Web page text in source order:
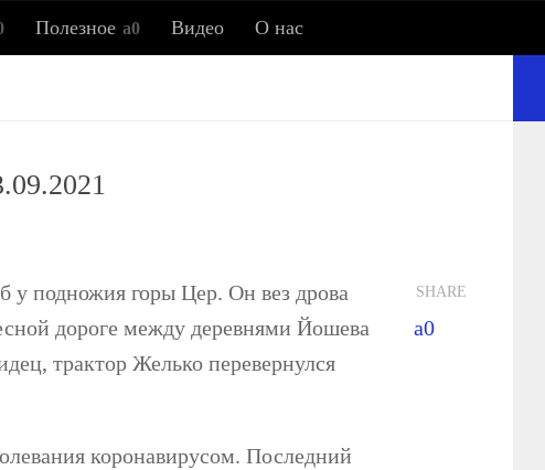
Сербии
полезные советы, ссылки, заметки об истории и культуре
Полезное Видео О нас
у подножия горы Цер. Он вез дрова
дороге между деревнями Йошева
трактор Желько перевернулся
коронавирусом. Последний
SHARE